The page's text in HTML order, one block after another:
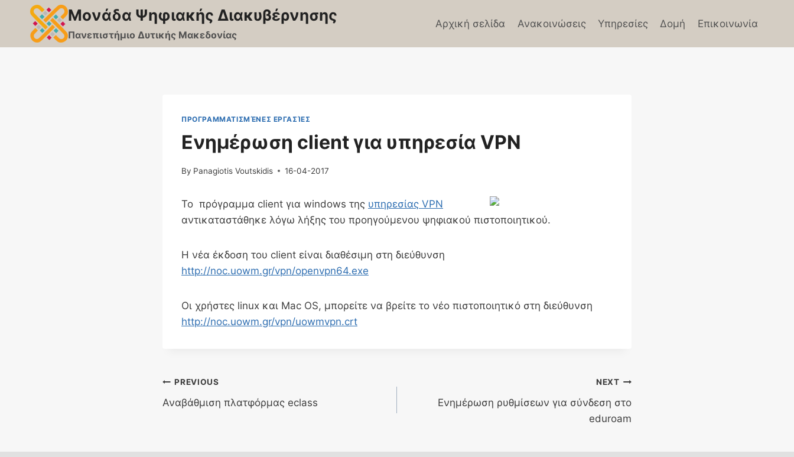
content
Μονάδα Ψηφιακής Διακυβέρνησης
Πανεπιστήμιο Δυτικής Μακεδονίας
Αρχική σελίδα Ανακοινώσεις Υπηρεσίες Δομή Επικοινωνία
ΠΡΟΓΡΑΜΜΑΤΙΣΜΈΝΕΣ ΕΡΓΑΣΊΕΣ
Ενημέρωση client για υπηρεσία VPN
By Panagiotis Voutskidis 16-04-2017
Το πρόγραμμα client για windows της υπηρεσίας VPN
αντικαταστάθηκε λόγω λήξης του προηγούμενου ψηφιακού πιστοποιητικού.
Η νέα έκδοση του client είναι διαθέσιμη στη διεύθυνση
http://noc.uowm.gr/vpn/openvpn64.exe
Οι χρήστες linux και Mac OS, μπορείτε να βρείτε το νέο πιστοποιητικό στη διεύθυνση
http://noc.uowm.gr/vpn/uowmvpn.crt
Post
navigation
PREVIOUS
Αναβάθμιση πλατφόρμας eclass
NEXT
Ενημέρωση ρυθμίσεων για σύνδεση στο
eduroam